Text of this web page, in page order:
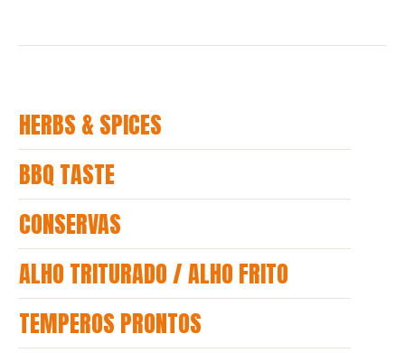
HERBS & SPICES
BBQ TASTE
CONSERVAS
ALHO TRITURADO / ALHO FRITO
TEMPEROS PRONTOS